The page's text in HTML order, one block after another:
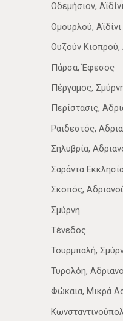
Οδεμήσιον,
Ομουρλού, Αϊδίνι
Ουζούν Κιοπρού,
Πάρσα, Έφεσος
Πέργαμος,
Περίστασις,
Ραιδεστός,
Σηλυβρία,
Σαράντα
Σκοπός,
Σμύρνη
Τένεδος
Τουρμπαλή,
Τυρολόη,
Φώκαια, Μικρά